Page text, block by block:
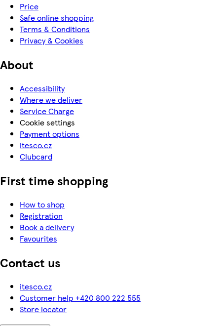
Price
Safe online shopping
Terms & Conditions
Privacy & Cookies
About
Accessibility
Where we deliver
Service Charge
Cookie settings
Payment options
itesco.cz
Clubcard
First time shopping
How to shop
Registration
Book a delivery
Favourites
Contact us
itesco.cz
Customer help +420 800 222 555
Store locator